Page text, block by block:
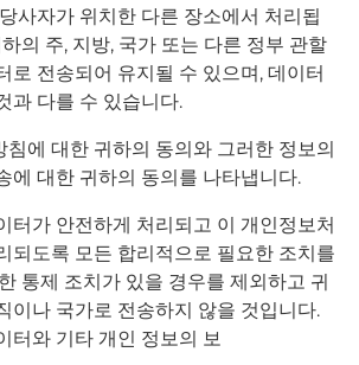
사자가 위치한 다른 장소에서 처리됩
의 주, 지방, 국가 또는 다른 정부 관할
로 전송되어 유지될 수 있으며, 데이터
과 다를 수 있습니다.
침에 대한 귀하의 동의와 그러한 정보의
에 대한 귀하의 동의를 나타냅니다.
터가 안전하게 처리되고 이 개인정보처
되도록 모든 합리적으로 필요한 조치를
통제 조치가 있을 경우를 제외하고 귀
이나 국가로 전송하지 않을 것입니다.
터와 기타 개인 정보의 보